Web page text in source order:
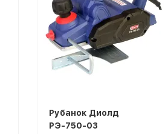
Рубанок Диолд
РЭ-750-03